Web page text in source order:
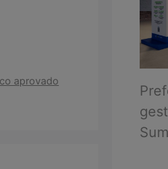
aprovado